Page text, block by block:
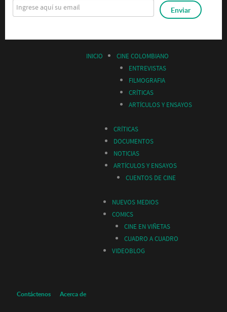
INICIO
CINE COLOMBIANO
ENTREVISTAS
FILMOGRAFIA
CRÍTICAS
ARTÍCULOS Y ENSAYOS
CRÍTICAS
DOCUMENTOS
NOTICIAS
ARTÍCULOS Y ENSAYOS
CUENTOS DE CINE
NUEVOS MEDIOS
COMICS
CINE EN VIÑETAS
CUADRO A CUADRO
VIDEOBLOG
Contáctenos Acerca de